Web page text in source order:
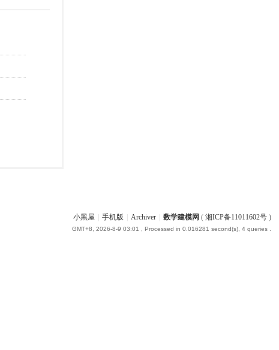
小黑屋 手机版 Archiver 数学建模网 ( 湘ICP备11011602号)
GMT+8, 2026-8-9 03:01 , Processed in 0.016281 second(s), 4 queries .